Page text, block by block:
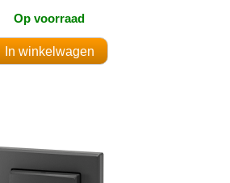
Op voorraad